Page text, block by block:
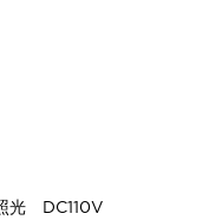
光 DC110V